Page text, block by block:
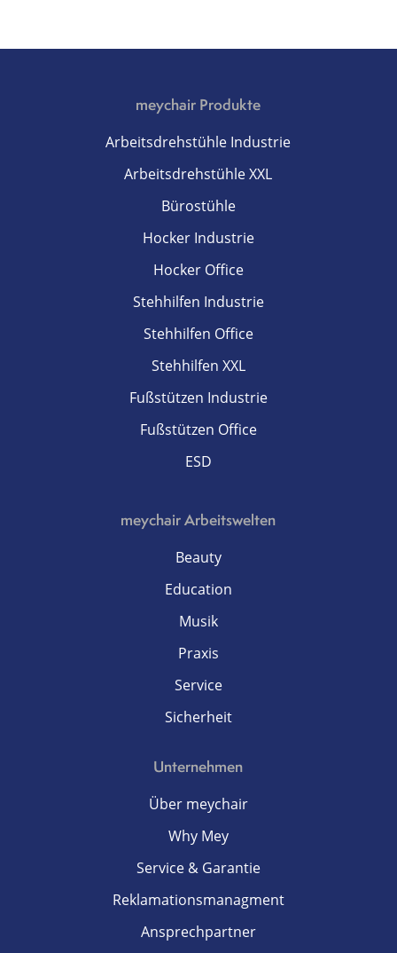
meychair Produkte
Arbeitsdrehstühle Industrie
Arbeitsdrehstühle XXL
Bürostühle
Hocker Industrie
Hocker Office
Stehhilfen Industrie
Stehhilfen Office
Stehhilfen XXL
Fußstützen Industrie
Fußstützen Office
ESD
meychair Arbeitswelten
Beauty
Education
Musik
Praxis
Service
Sicherheit
Unternehmen
Über meychair
Why Mey
Service & Garantie
Reklamationsmanagment
Ansprechpartner